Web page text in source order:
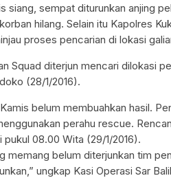
siang, sempat diturunkan anjing
hilang. Selain itu Kapolres
proses pencarian di lokasi
Squad diterjun mencari dilokasi
(28/1/2016).
belum membuahkan hasil.
perahu rescue.
pukul 08.00 Wita (29/1/2016).
memang belum diterjunkan tim
ungkap Kasi Operasi Sar